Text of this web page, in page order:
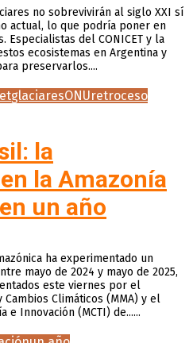
no sobrevivirán al siglo XXI sí
actual, lo que podría poner en
del CONICET y la
ecosistemas en Argentina y
preservarlos....
glaciaresONUretroceso
la
la Amazonía
un año
ha experimentado un
mayo de 2024 y mayo de 2025,
este viernes por el
Climáticos (MMA) y el
e Innovación (MCTI) de......